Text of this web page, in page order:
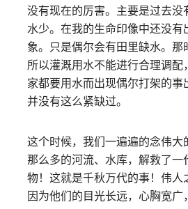
没有现在的厉害。主要是过去没
水少。在我的生命印像中还没有
象。只是偶尔会有田里缺水。那
所以灌溉用水不能进行合理调配
家都要用水而出现偶尔打架的事
并没有这么紧缺过。
这个时候，我们一遍遍的念伟大
那么多的河流、水库，解救了一
物！这就是千秋万代的事！伟人
因为他们的目光长远，心胸宽广